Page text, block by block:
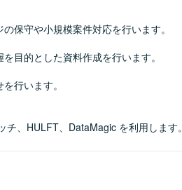
保守や小規模案件対応を行います。
目的とした資料作成を行います。
行います。
、HULFT、DataMagic を利用します。